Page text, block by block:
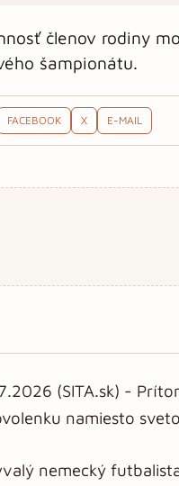
členov rodiny
šampionátu.
FACEBOOK X E-MAIL
(SITA.sk) -
namiesto
nemecký